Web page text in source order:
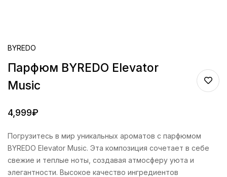
BYREDO
Парфюм BYREDO Elevator
Music
4,999₽
Погрузитесь в мир уникальных ароматов с парфюмом
BYREDO Elevator Music. Эта композиция сочетает в себе
свежие и теплые ноты, создавая атмосферу уюта и
элегантности. Высокое качество ингредиентов